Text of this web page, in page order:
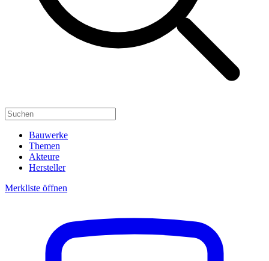
Bauwerke
Themen
Akteure
Hersteller
Merkliste öffnen